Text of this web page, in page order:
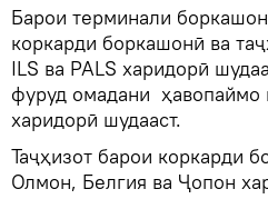
Барои терминали
коркарди боркашонӣ ва
ILS ва PALS харидорӣ
фуруд омадани
харидорӣ шудааст.
Таҷҳизот барои коркарди
Олмон, Белгия ва Ҷопон